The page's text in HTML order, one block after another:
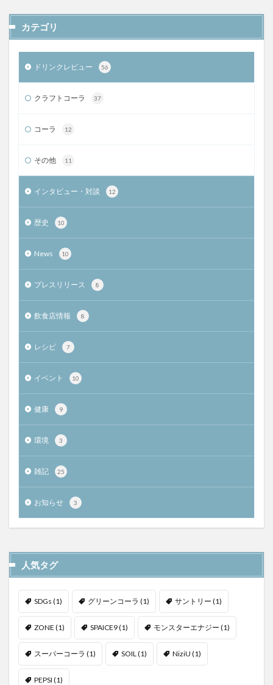
カテゴリ
ドリンクレビュー 56
クラフトコーラ 37
コーラ 12
その他 11
インタビュー・対談 12
歴史 10
News 10
プレスリリース 8
飲食店情報 8
レシピ 7
イベント 10
健康 9
環境 3
雑記 25
お知らせ 3
人気タグ
SDGs (1) グリーンコーラ (1) サントリー (1)
ZONE (1) SPAICE9(1) モンスターエナジー (1)
スーパーコーラ (1) SOIL (1) NiziU (1)
PEPSI (1)